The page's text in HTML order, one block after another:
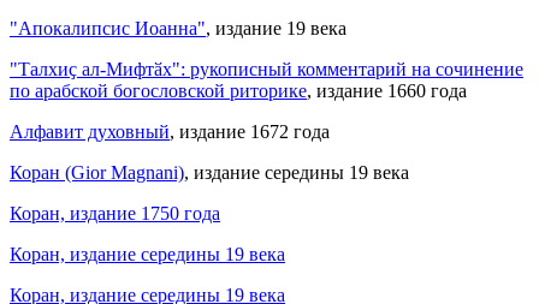
"Апокалипсис Иоанна", издание 19 века
"Талхиҫ ал-Мифтӑх": рукописный комментарий на сочинение
по арабской богословской риторике, издание 1660 года
Алфавит духовный, издание 1672 года
Коран (Gior Magnani), издание середины 19 века
Коран, издание 1750 года
Коран, издание середины 19 века
Коран, издание середины 19 века